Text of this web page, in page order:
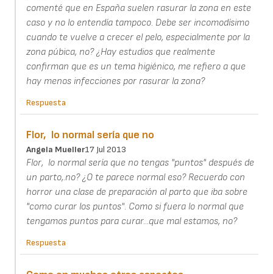
comenté que en España suelen rasurar la zona en este
caso y no lo entendía tampoco. Debe ser incomodísimo
cuando te vuelve a crecer el pelo, especialmente por la
zona púbica, no? ¿Hay estudios que realmente
confirman que es un tema higiénico, me refiero a que
hay menos infecciones por rasurar la zona?
Respuesta
Flor, lo normal sería que no
Angela Mueller17 Jul 2013
Flor, lo normal sería que no tengas "puntos" después de
un parto,.no? ¿O te parece normal eso? Recuerdo con
horror una clase de preparación al parto que iba sobre
"como curar los puntos". Como si fuera lo normal que
tengamos puntos para curar...que mal estamos, no?
Respuesta